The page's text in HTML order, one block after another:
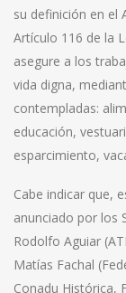
su definición en el
Artículo 116 de la
asegure a los
vida digna,
contempladas:
educación,
esparcimiento,
Cabe indicar que,
anunciado por los
Rodolfo Aguiar
Matías Fachal
Conadu Histórica,